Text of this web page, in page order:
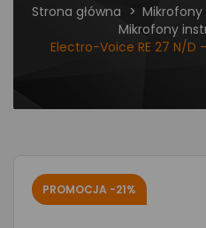
Strona główna Mikrofony
Mikrofony
Electro-Voice RE 27 N/
PROMOCJA -21%